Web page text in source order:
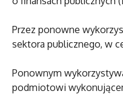
Przez ponowne
sektora publicznego, w
Ponownym
podmiotowi